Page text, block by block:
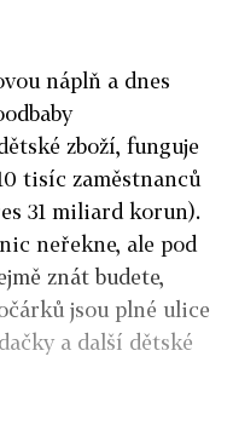
náplň a dnes
zboží, funguje
tisíc zaměstnanců
31 miliard korun).
neřekne, ale pod
znát budete,
jsou plné ulice
a další dětské